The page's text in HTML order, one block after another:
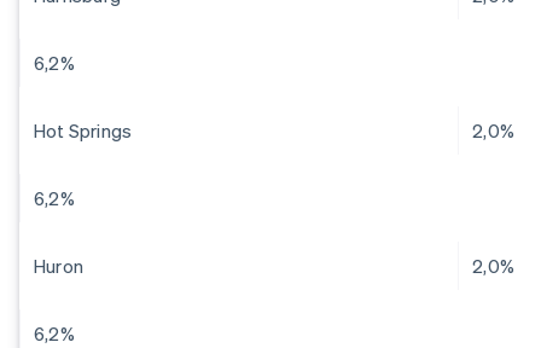
6,2%
Hot Springs 2,0%
6,2%
Huron 2,0%
6,2%